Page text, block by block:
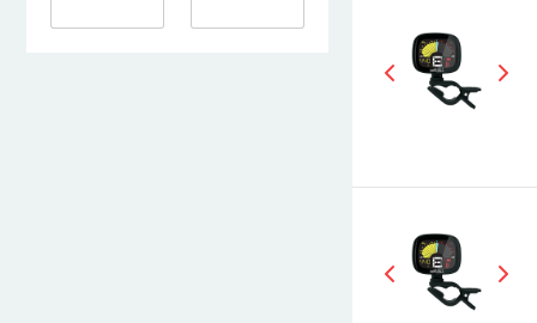
когда товар
Имя
СООБЩИТЬ